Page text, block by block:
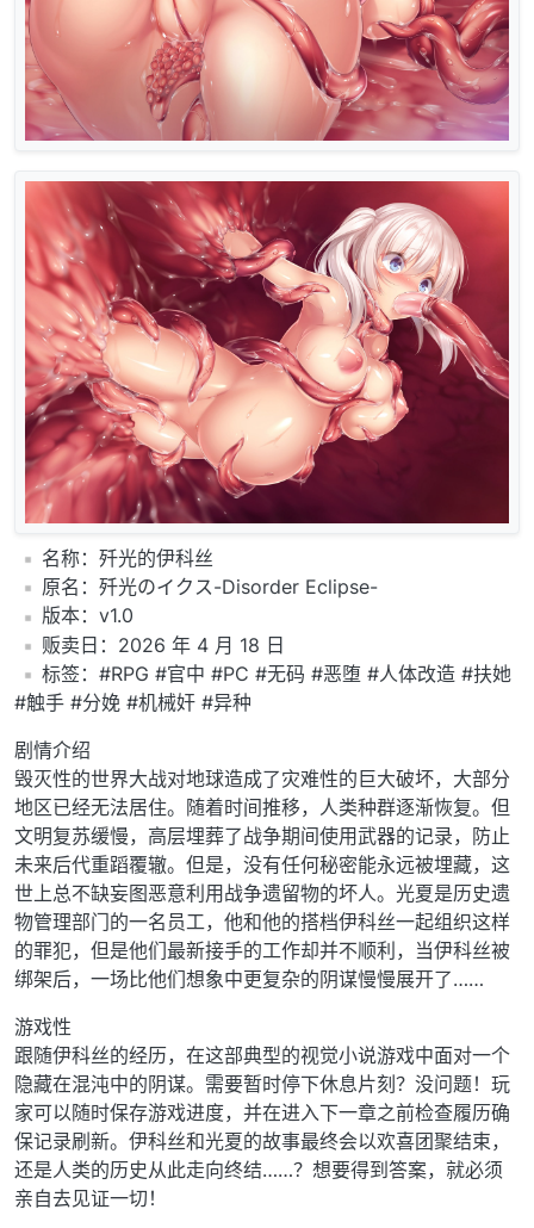
️名称：歼光的伊科丝
️原名：歼光のイクス-Disorder Eclipse-
️版本：v1.0
️贩卖日：2026 年 4 月 18 日
️标签：#RPG #官中 #PC #无码 #恶堕 #人体改造 #扶她
#触手 #分娩 #机械奸 #异种
剧情介绍
毁灭性的世界大战对地球造成了灾难性的巨大破坏，大部分
地区已经无法居住。随着时间推移，人类种群逐渐恢复。但
文明复苏缓慢，高层埋葬了战争期间使用武器的记录，防止
未来后代重蹈覆辙。但是，没有任何秘密能永远被埋藏，这
世上总不缺妄图恶意利用战争遗留物的坏人。光夏是历史遗
物管理部门的一名员工，他和他的搭档伊科丝一起组织这样
的罪犯，但是他们最新接手的工作却并不顺利，当伊科丝被
绑架后，一场比他们想象中更复杂的阴谋慢慢展开了……
游戏性
跟随伊科丝的经历，在这部典型的视觉小说游戏中面对一个
隐藏在混沌中的阴谋。需要暂时停下休息片刻？没问题！玩
家可以随时保存游戏进度，并在进入下一章之前检查履历确
保记录刷新。伊科丝和光夏的故事最终会以欢喜团聚结束，
还是人类的历史从此走向终结……？想要得到答案，就必须
亲自去见证一切！